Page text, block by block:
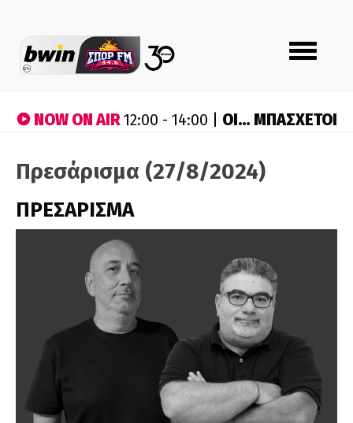
Toggle
navigation
NOW ON AIR12:00 - 14:00 | ΟΙ… ΜΠΑΣΧΕΤΟΙ
Πρεσάρισμα (27/8/2024)
ΠΡΕΣΑΡΙΣΜΑ